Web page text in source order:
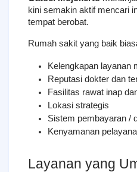
kini semakin aktif mencari
tempat berobat.
Rumah sakit yang baik
Kelengkapan layanan
Reputasi dokter dan
Fasilitas rawat inap
Lokasi strategis
Sistem pembayaran /
Kenyamanan
Layanan yang